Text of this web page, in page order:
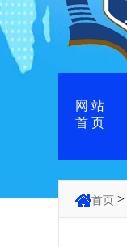
网 站
首 页
首页 >